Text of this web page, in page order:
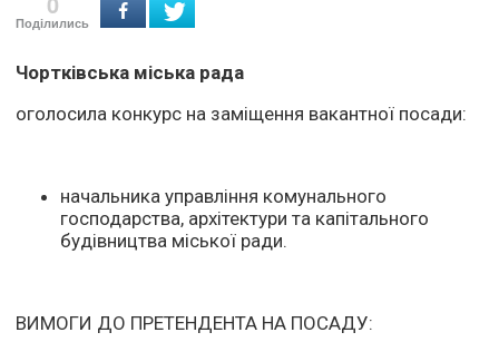
Поділились
Чортківська міська рада
оголосила конкурс на заміщення вакантної посади:
начальника управління комунального
господарства, архітектури та капітального
будівництва міської ради.
ВИМОГИ ДО ПРЕТЕНДЕНТА НА ПОСАДУ: